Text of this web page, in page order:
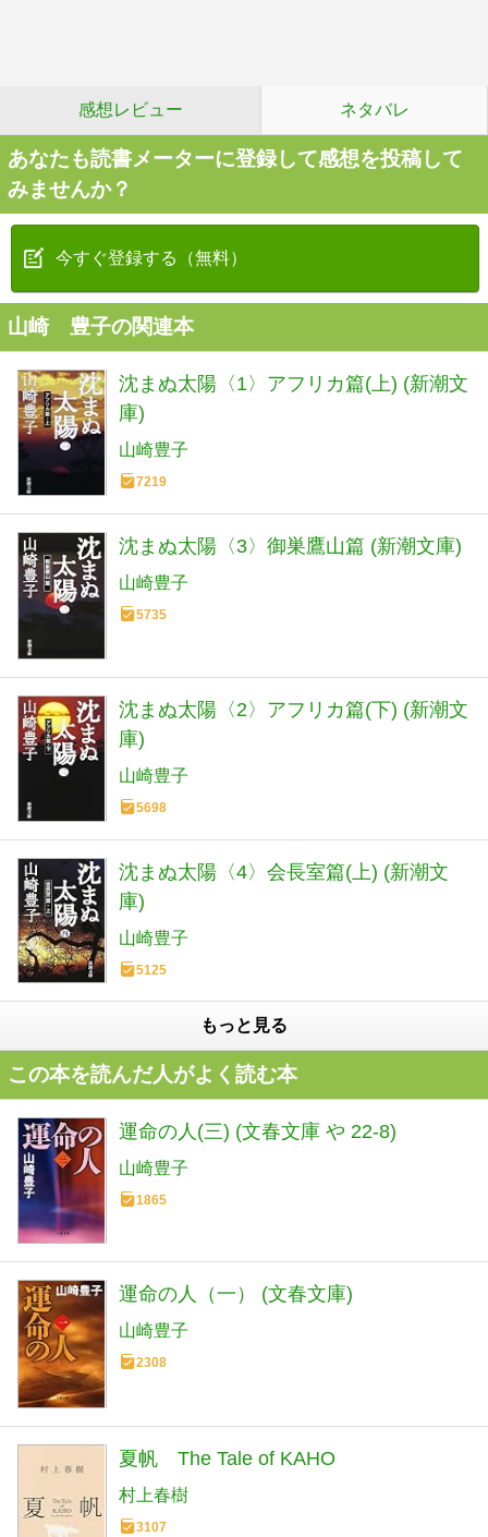
感想レビュー ネタバレ
あなたも読書メーターに登録して感想を投稿して
みませんか？
今すぐ登録する（無料）
山崎 豊子の関連本
沈まぬ太陽〈1〉アフリカ篇(上) (新潮文
庫)
山崎豊子
7219
沈まぬ太陽〈3〉御巣鷹山篇 (新潮文庫)
山崎豊子
5735
沈まぬ太陽〈2〉アフリカ篇(下) (新潮文
庫)
山崎豊子
5698
沈まぬ太陽〈4〉会長室篇(上) (新潮文
庫)
山崎豊子
5125
もっと見る
この本を読んだ人がよく読む本
運命の人(三) (文春文庫 や 22-8)
山崎豊子
1865
運命の人（一） (文春文庫)
山崎豊子
2308
夏帆 The Tale of KAHO
村上春樹
3107